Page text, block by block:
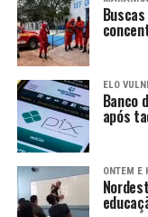
ELO
Banco
após
ONTEM E